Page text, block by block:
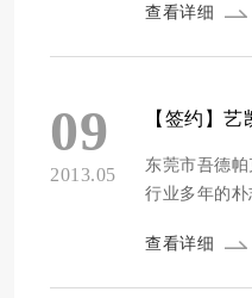
级栏目不限。 会员系统结合产品展示系统、
息。
查看详细
09
2013.05
【签约】
东莞市吾德
行业多年的
赞助了多部电
查看详细